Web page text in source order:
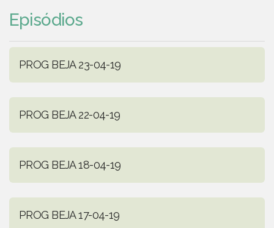
Episódios
PROG BEJA 23-04-19
PROG BEJA 22-04-19
PROG BEJA 18-04-19
PROG BEJA 17-04-19